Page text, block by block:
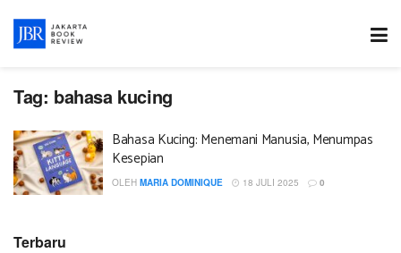
Tag: bahasa kucing
Bahasa Kucing: Menemani Manusia, Menumpas
Kesepian
OLEH MARIA DOMINIQUE 18 JULI 2025 0
Terbaru